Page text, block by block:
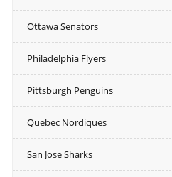
Ottawa Senators
Philadelphia Flyers
Pittsburgh Penguins
Quebec Nordiques
San Jose Sharks